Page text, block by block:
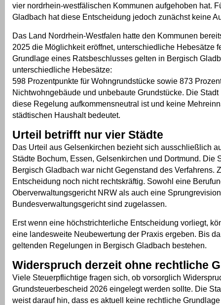
vier nordrhein-westfälischen Kommunen aufgehoben hat.
Gladbach hat diese Entscheidung jedoch zunächst keine
Das Land Nordrhein-Westfalen hatte den Kommunen
2025 die Möglichkeit eröffnet, unterschiedliche Hebesätze
Grundlage eines Ratsbeschlusses gelten in Bergisch
unterschiedliche Hebesätze:
598 Prozentpunkte für Wohngrundstücke sowie 873
Nichtwohngebäude und unbebaute Grundstücke. Die Stadt
diese Regelung aufkommensneutral ist und keine
städtischen Haushalt bedeutet.
Urteil betrifft nur vier Städte
Das Urteil aus Gelsenkirchen bezieht sich ausschließlich
Städte Bochum, Essen, Gelsenkirchen und Dortmund. Die
Bergisch Gladbach war nicht Gegenstand des Verfahrens.
Entscheidung noch nicht rechtskräftig. Sowohl eine
Oberverwaltungsgericht NRW als auch eine
Bundesverwaltungsgericht sind zugelassen.
Erst wenn eine höchstrichterliche Entscheidung vorliegt,
eine landesweite Neubewertung der Praxis ergeben. Bis
geltenden Regelungen in Bergisch Gladbach bestehen.
Widerspruch derzeit ohne rechtliche
Viele Steuerpflichtige fragen sich, ob vorsorglich
Grundsteuerbescheid 2026 eingelegt werden sollte. Die
weist darauf hin, dass es aktuell keine rechtliche